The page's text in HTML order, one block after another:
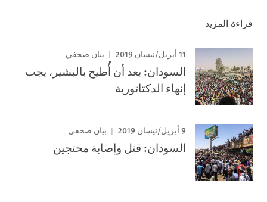
قراءة المزيد
11 أبريل/نيسان 2019 بيان صحفي
السودان: بعد أن أُطيح بالبشير، يجب
إنهاء الدكتاتورية
9 أبريل/نيسان 2019 بيان صحفي
السودان: قتل وإصابة محتجين